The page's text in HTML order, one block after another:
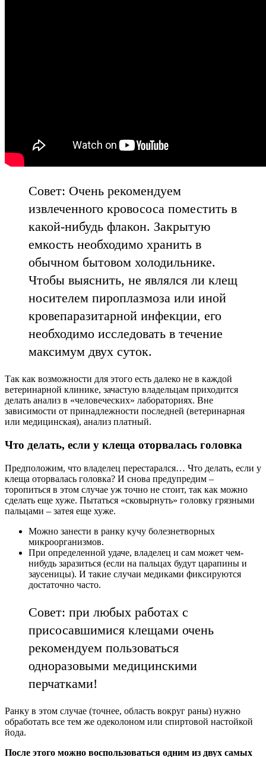
Совет: Очень рекомендуем
извлеченного кровососа поместить в
какой-нибудь флакон. Закрытую
емкость необходимо хранить в
обычном бытовом холодильнике.
Чтобы выяснить, не являлся ли клещ
носителем пироплазмоза или иной
кровепаразитарной инфекции, его
необходимо исследовать в течение
максимум двух суток.
Так как возможности для этого есть далеко не в каждой
ветеринарной клинике, зачастую владельцам приходится
делать анализ в «человеческих» лабораториях. Вне
зависимости от принадлежности последней (ветеринарная
или медицинская), анализ платный.
Что делать, если у клеща оторвалась головка
Предположим, что владелец перестарался… Что делать, если у
клеща оторвалась головка? И снова предупредим –
торопиться в этом случае уж точно не стоит, так как можно
сделать еще хуже. Пытаться «сковырнуть» головку грязными
пальцами – затея еще хуже.
Можно занести в ранку кучу болезнетворных
микроорганизмов.
При определенной удаче, владелец и сам может чем-
нибудь заразиться (если на пальцах будут царапины и
заусеницы). И такие случаи медиками фиксируются
достаточно часто.
Совет: при любых работах с
присосавшимися клещами очень
рекомендуем пользоваться
одноразовыми медицинскими
перчатками!
Ранку в этом случае (точнее, область вокруг раны) нужно
обработать все тем же одеколоном или спиртовой настойкой
йода.
После этого можно воспользоваться одним из двух самых